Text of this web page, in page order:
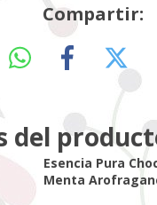
Compartir:
del
Esencia Pura
Menta